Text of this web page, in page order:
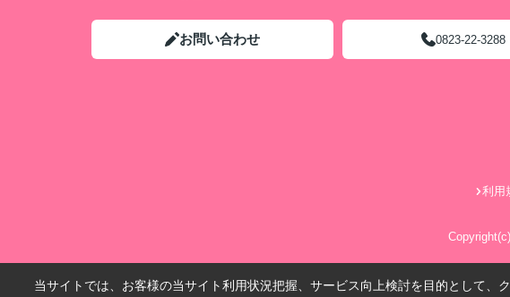
お問い合わせ 0823-22-3288
利用
当サイトでは、お客様の当サイト利用状況把握、サービス向上検討を目的として、